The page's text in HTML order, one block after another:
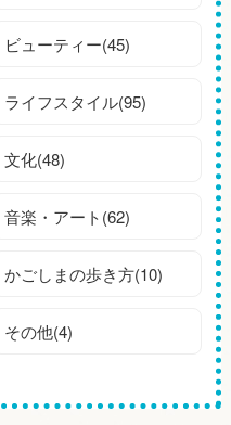
ビューティー(45)
ライフスタイル(95)
文化(48)
音楽・アート(62)
かごしまの歩き方(10)
その他(4)